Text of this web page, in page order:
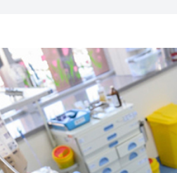
丨星爺媽咪現身《功夫女足》
丨迪麗熱巴驚喜現身香港 高馬
名「嘗鮮客」赴河源萬綠湖，
媒灣區媒體採風團走進河源